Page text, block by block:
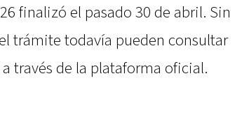
finalizó el pasado 30 de abril. Sin
trámite todavía pueden consultar
través de la plataforma oficial.